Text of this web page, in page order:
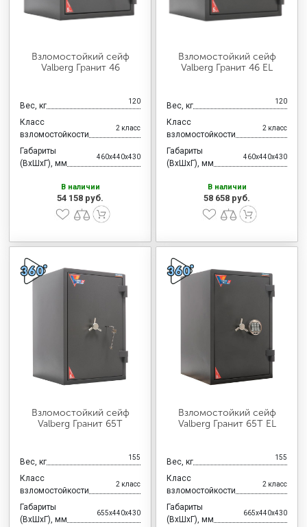
Взломостойкий сейф
Valberg Гранит 46
Вес, кг 120
Класс
взломостойкости
2 класс
Габариты
(ВхШхГ), мм
460x440x430
В наличии
54 158 руб.
Взломостойкий сейф
Valberg Гранит 46 EL
Вес, кг 120
Класс
взломостойкости
2 класс
Габариты
(ВхШхГ), мм
460x440x430
В наличии
58 658 руб.
Взломостойкий сейф
Valberg Гранит 65Т
Вес, кг 155
Класс
взломостойкости
2 класс
Габариты
(ВхШхГ), мм
655x440x430
Взломостойкий сейф
Valberg Гранит 65Т EL
Вес, кг 155
Класс
взломостойкости
2 класс
Габариты
(ВхШхГ), мм
665x440x430